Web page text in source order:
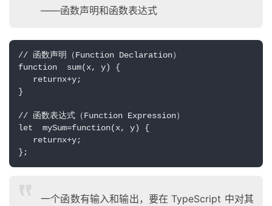
——函数声明和函数表达式
// 函数声明（Function Declaration）
function  sum(x, y) {
returnx+y;
}
// 函数表达式（Function Expression）
let  mySum=function(x, y) {
returnx+y;
};
一个函数有输入和输出，要在 TypeScript 中对其